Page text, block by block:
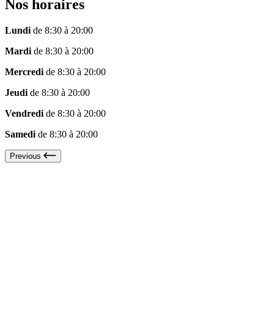
Nos horaires
Lundi de 8:30 à 20:00
Mardi de 8:30 à 20:00
Mercredi de 8:30 à 20:00
Jeudi de 8:30 à 20:00
Vendredi de 8:30 à 20:00
Samedi de 8:30 à 20:00
Previous